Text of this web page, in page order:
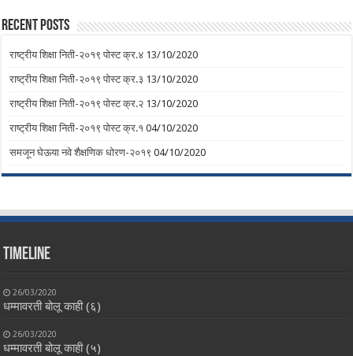
Recent Posts
राष्ट्रीय शिक्षा निती-२०१९ पोस्ट क्र.४ 13/10/2020
राष्ट्रीय शिक्षा निती-२०१९ पोस्ट क्र.३ 13/10/2020
राष्ट्रीय शिक्षा निती-२०१९ पोस्ट क्र.२ 13/10/2020
राष्ट्रीय शिक्षा निती-२०१९ पोस्ट क्र.१ 04/10/2020
समजून घेऊया नवे शैक्षणिक धोरण-२०१९ 04/10/2020
Timeline
26/03/2020
धम्मावरती बोलू काही (६)
26/03/2020
धम्मावरती बोलू काही (५)